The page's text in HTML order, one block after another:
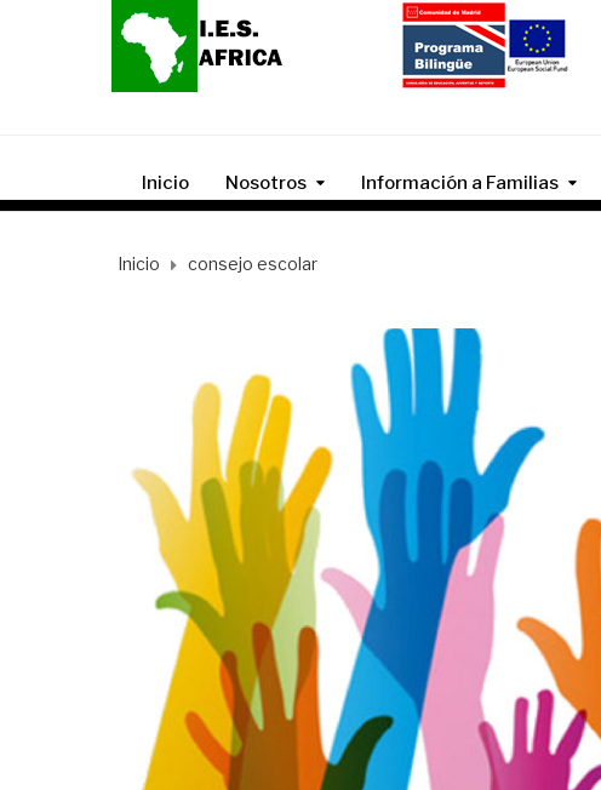
Inicio Nosotros Información a Familias
Inicio consejo escolar